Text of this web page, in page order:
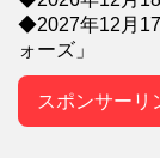
◆2027年12月17
ォーズ」
スポンサーリ